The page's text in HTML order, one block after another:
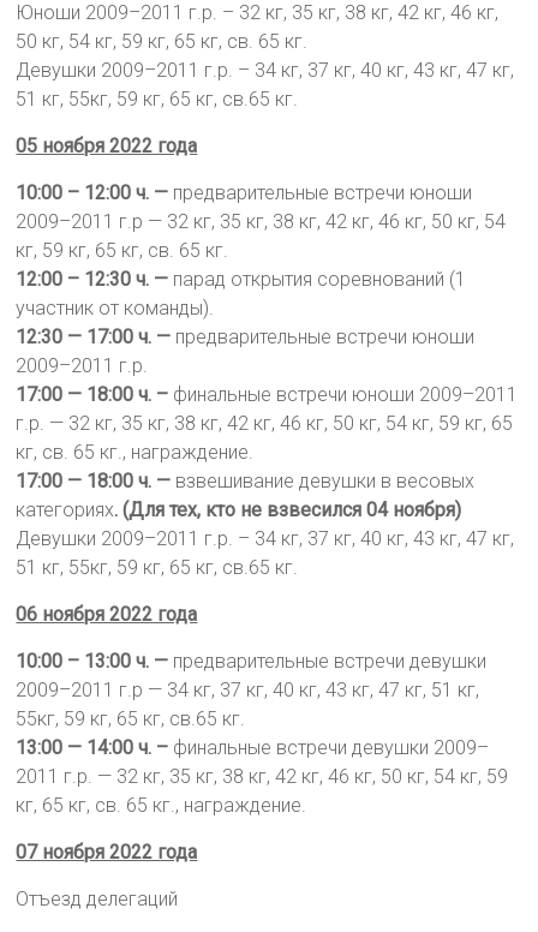
Юноши 2009–2011 г.р. – 32 кг, 35 кг, 38 кг, 42 кг, 46 кг,
50 кг, 54 кг, 59 кг, 65 кг, св. 65 кг.
Девушки 2009–2011 г.р. – 34 кг, 37 кг, 40 кг, 43 кг, 47 кг,
51 кг, 55кг, 59 кг, 65 кг, св.65 кг.
05 ноября 2022 года
10:00 – 12:00 ч. — предварительные встречи юноши
2009–2011 г.р — 32 кг, 35 кг, 38 кг, 42 кг, 46 кг, 50 кг, 54
кг, 59 кг, 65 кг, св. 65 кг.
12:00 – 12:30 ч. — парад открытия соревнований (1
участник от команды).
12:30 — 17:00 ч. — предварительные встречи юноши
2009–2011 г.р.
17:00 — 18:00 ч. – финальные встречи юноши 2009–2011
г.р. — 32 кг, 35 кг, 38 кг, 42 кг, 46 кг, 50 кг, 54 кг, 59 кг, 65
кг, св. 65 кг., награждение.
17:00 — 18:00 ч. — взвешивание девушки в весовых
категориях. (Для тех, кто не взвесился 04 ноября)
Девушки 2009–2011 г.р. – 34 кг, 37 кг, 40 кг, 43 кг, 47 кг,
51 кг, 55кг, 59 кг, 65 кг, св.65 кг.
06 ноября 2022 года
10:00 – 13:00 ч. — предварительные встречи девушки
2009–2011 г.р — 34 кг, 37 кг, 40 кг, 43 кг, 47 кг, 51 кг,
55кг, 59 кг, 65 кг, св.65 кг.
13:00 — 14:00 ч. – финальные встречи девушки 2009–
2011 г.р. — 32 кг, 35 кг, 38 кг, 42 кг, 46 кг, 50 кг, 54 кг, 59
кг, 65 кг, св. 65 кг., награждение.
07 ноября 2022 года
Отъезд делегаций